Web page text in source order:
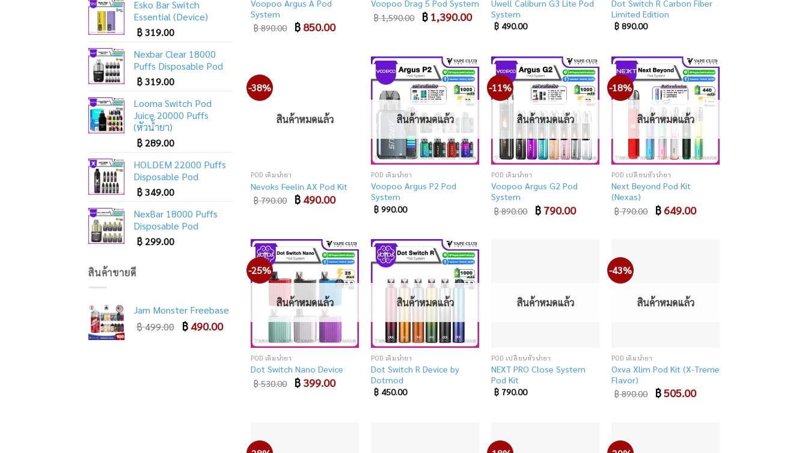
Esko Bar Switch
Essential (Device)
฿319.00
Nexbar Clear 18000
Puffs Disposable Pod
฿319.00
Looma Switch Pod
Juice 20000 Puffs
(หัวน้ำยา)
฿289.00
HOLDEM 22000 Puffs
Disposable Pod
฿349.00
NexBar 18000 Puffs
Disposable Pod
฿299.00
สินค้าขายดี
Jam Monster Freebase
฿499.00
Original
฿ 490.00Current
฿ 490.00.
Voopoo Argus A Pod
System
฿890.00 Original
price
฿850.00Current
price
Voopoo Drag 5 Pod System
฿1,590.00 Original
price
฿1,390.00Current
price
Uwell Caliburn G3 Lite Pod
System
฿490.00
Dot Switch R Carbon Fiber
Limited Edition
฿890.00
-38%
สินค้าหมดแล้ว
POD เติมน้ำยา
Nevoks Feelin AX Pod Kit
฿790.00 Original
price
฿490.00Current
price
Add
to
wishlist
สินค้าหมดแล้ว
POD เติมน้ำยา
Voopoo Argus P2 Pod
System
฿990.00
-11%
Add
to
wishlist
สินค้าหมดแล้ว
POD เติมน้ำยา
Voopoo Argus G2 Pod
System
฿890.00 Original
price
฿790.00Current
price
-18%
Add
to
wishlist
สินค้าหมดแล้ว
POD เปลี่ยนหัวน้ำยา
Next Beyond Pod Kit
(Nexas)
฿790.00 Original
price
฿649.00Current
price
-25%
Add
to
wishlist
สินค้าหมดแล้ว
POD เติมน้ำยา
Dot Switch Nano Device
฿530.00 Original
price
฿399.00Current
price
Add
to
wishlist
สินค้าหมดแล้ว
POD เติมน้ำยา
Dot Switch R Device by
Dotmod
฿450.00
สินค้าหมดแล้ว
POD เปลี่ยนหัวน้ำยา
NEXT PRO Close System
Pod Kit
฿790.00
-43%
สินค้าหมดแล้ว
POD เติมน้ำยา
Oxva Xlim Pod Kit (X-Treme
Flavor)
฿890.00 Original
price
฿505.00Current
price